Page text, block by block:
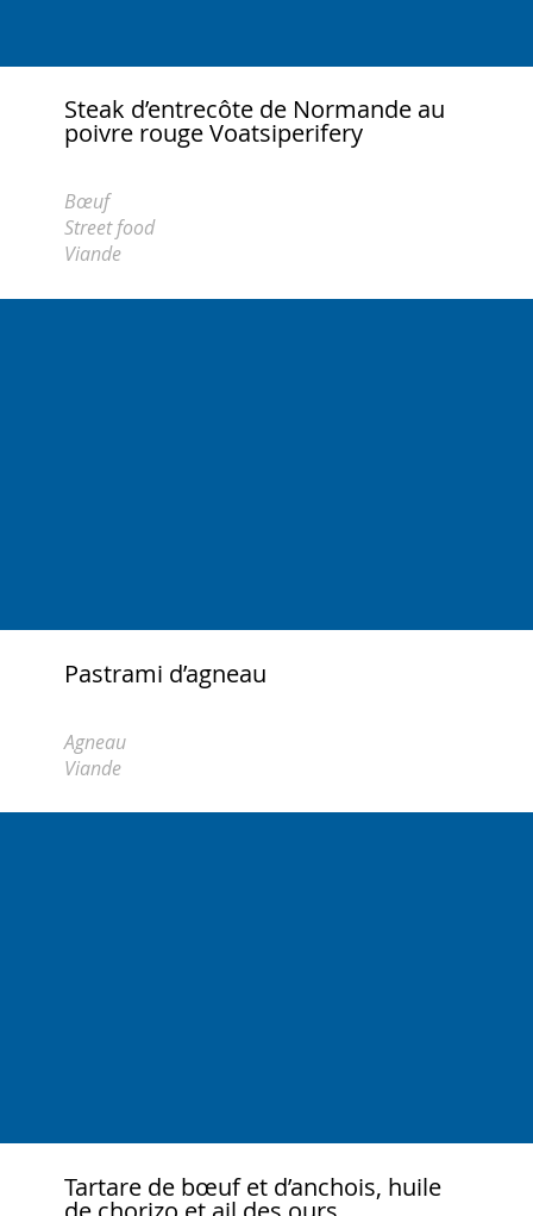
Steak d’entrecôte de Normande au
poivre rouge Voatsiperifery
Bœuf
Street food
Viande
Pastrami d’agneau
Agneau
Viande
Tartare de bœuf et d’anchois, huile